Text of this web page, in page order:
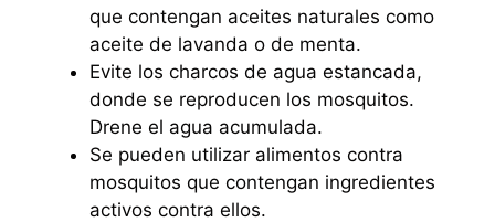
que contengan aceites naturales como
aceite de lavanda o de menta.
Evite los charcos de agua estancada,
donde se reproducen los mosquitos.
Drene el agua acumulada.
Se pueden utilizar alimentos contra
mosquitos que contengan ingredientes
activos contra ellos.